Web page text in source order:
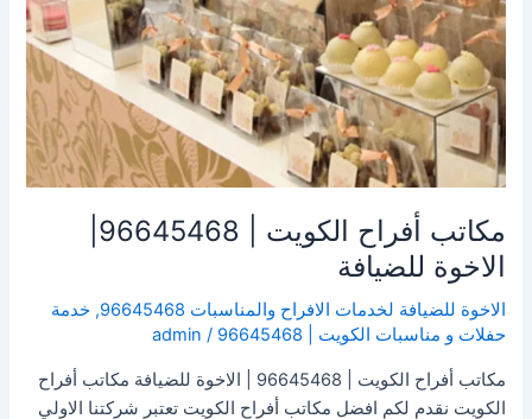
الاخوة للضيافة
الاخوة للضيافة لخدمات الافراح والمناسبات 96645468 ,خدمة
حفلات و مناسبات الكويت | 96645468
/
admin
مكاتب أفراح الكويت | 96645468 | الاخوة للضيافة مكاتب أفراح
الكويت نقدم لكم افضل مكاتب أفراح الكويت تعتبر شركتنا الاولي